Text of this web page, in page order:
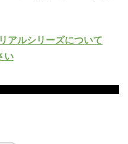
アルシリーズについて
い